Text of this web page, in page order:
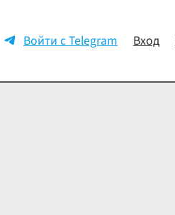
Войти с Telegram Вход